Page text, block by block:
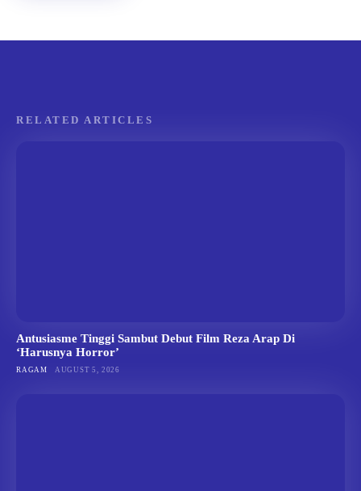
RELATED ARTICLES
Antusiasme Tinggi Sambut Debut Film Reza Arap Di
‘Harusnya Horror’
RAGAM AUGUST 5, 2026